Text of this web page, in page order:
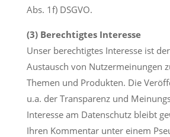
Abs. 1f) DSGVO.
(3) Berechtigtes Interesse
Unser berechtigtes Interesse ist
Austausch von Nutzermeinungen
Themen und Produkten. Die
u.a. der Transparenz und
Interesse am Datenschutz bleibt
Ihren Kommentar unter einem